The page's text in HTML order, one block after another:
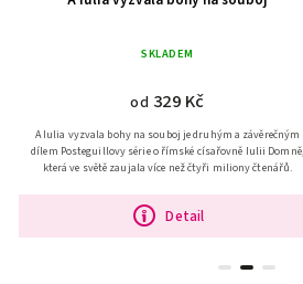
SKLADEM
od329 Kč
Detail
A Iulia vyzvala bohy na souboj je druhým a závěrečným
dílem Posteguillovy série o římské císařovně Iulii Domně,
která ve světě zaujala více než čtyři miliony čtenářů.